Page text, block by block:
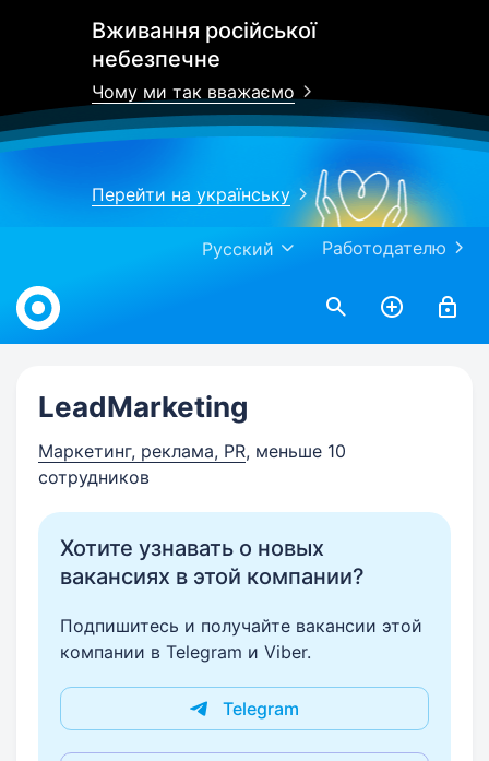
Вживання російської
небезпечне
Чому ми так вважаємо
Перейти на українську
Работодателю
Русский
Work.ua
LeadMarketing
Маркетинг, реклама, PR, меньше 10
сотрудников
Хотите узнавать о новых
вакансиях в этой компании?
Подпишитесь и получайте вакансии этой
компании в Telegram и Viber.
Telegram